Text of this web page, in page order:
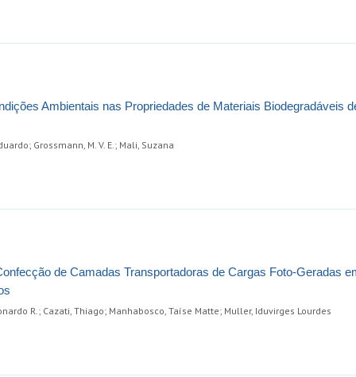
Ambientais nas Propriedades de Materiais Biodegradáveis
Grossmann, M. V. E.; Mali, Suzana
de Camadas Transportadoras de Cargas Foto-Geradas
R.; Cazati, Thiago; Manhabosco, Taíse Matte; Muller, Iduvirges Lourdes